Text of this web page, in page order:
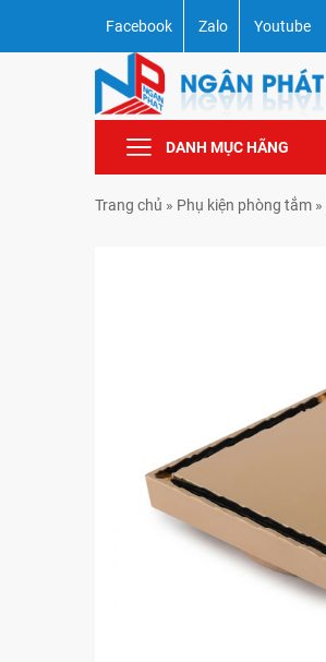
Facebook Zalo Youtube
DANH MỤC HÃNG
Trang chủ » Phụ kiện phòng tắm »